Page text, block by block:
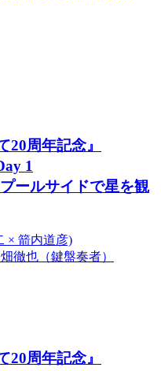
20周年記念』
1
ールサイドで星を観
× 箭内道彦)
徹也（鍵盤奏者）
20周年記念』